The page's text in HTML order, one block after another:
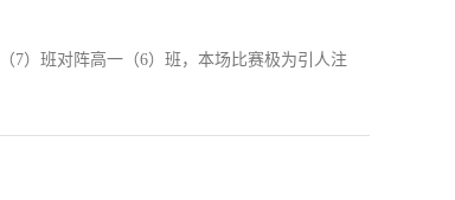
）班对阵高一（6）班，本场比赛极为引人注